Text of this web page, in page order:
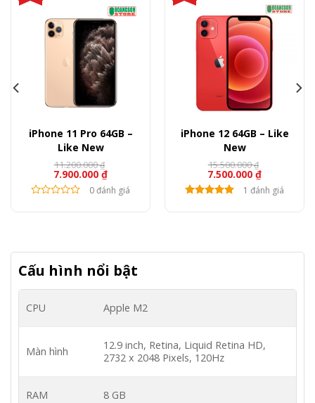
iPhone 11 Pro 64GB –
Like New
7.900.000 ₫
11.200.000₫
0 đánh giá
iPhone 12 64GB – Like
New
7.500.000 ₫
15.500.000₫
1 đánh giá
Cấu hình nổi bật
CPU Apple M2
Màn hình
12.9 inch, Retina, Liquid Retina HD,
2732 x 2048 Pixels, 120Hz
RAM 8 GB